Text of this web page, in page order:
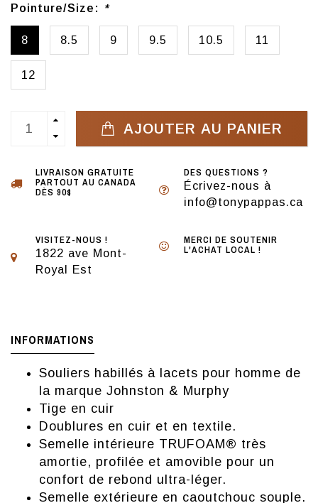
Pointure/Size: *
8 8.5 9 9.5 10.5 11
12
AJOUTER AU PANIER
LIVRAISON GRATUITE
PARTOUT AU CANADA
DÈS 90$
DES QUESTIONS ?
Écrivez-nous à
info@tonypappas.ca
VISITEZ-NOUS !
1822 ave Mont-
Royal Est
MERCI DE SOUTENIR
L'ACHAT LOCAL !
INFORMATIONS
Souliers habillés à lacets pour homme de
la marque Johnston & Murphy
Tige en cuir
Doublures en cuir et en textile.
Semelle intérieure TRUFOAM® très
amortie, profilée et amovible pour un
confort de rebond ultra-léger.
Semelle extérieure en caoutchouc souple.